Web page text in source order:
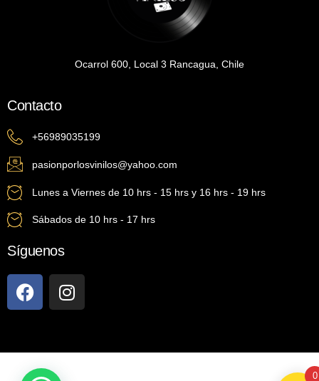
Ocarrol 600, Local 3 Rancagua, Chile
Contacto
+56989035199
pasionporlosvinilos@yahoo.com
Lunes a Viernes de 10 hrs - 15 hrs y 16 hrs - 19 hrs
Sábados de 10 hrs - 17 hrs
Síguenos
0